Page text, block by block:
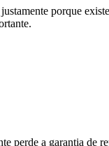
porque
perde a garantia de